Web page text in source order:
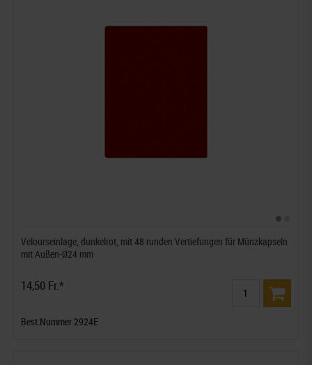
Velourseinlage, dunkelrot, mit 48 runden Vertiefungen für Münzkapseln
mit Außen-Ø24 mm
14,50 Fr.*
Best.Nummer 2924E